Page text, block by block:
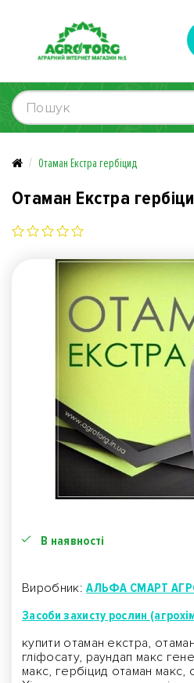
Отаман Екстра гербіцид
Отаман Екстра
В наявності
Виробник:АЛЬФА СМАРТ
Засоби захисту рослин
купити отаман екстра,
гліфосату, раундап макс
макс, гербіцид отаман макс,